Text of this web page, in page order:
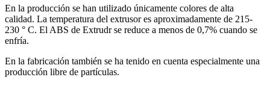
En la producción se han utilizado únicamente colores de alta
calidad. La temperatura del extrusor es aproximadamente de 215-
230 ° C. El ABS de Extrudr se reduce a menos de 0,7% cuando se
enfría.
En la fabricación también se ha tenido en cuenta especialmente una
producción libre de partículas.